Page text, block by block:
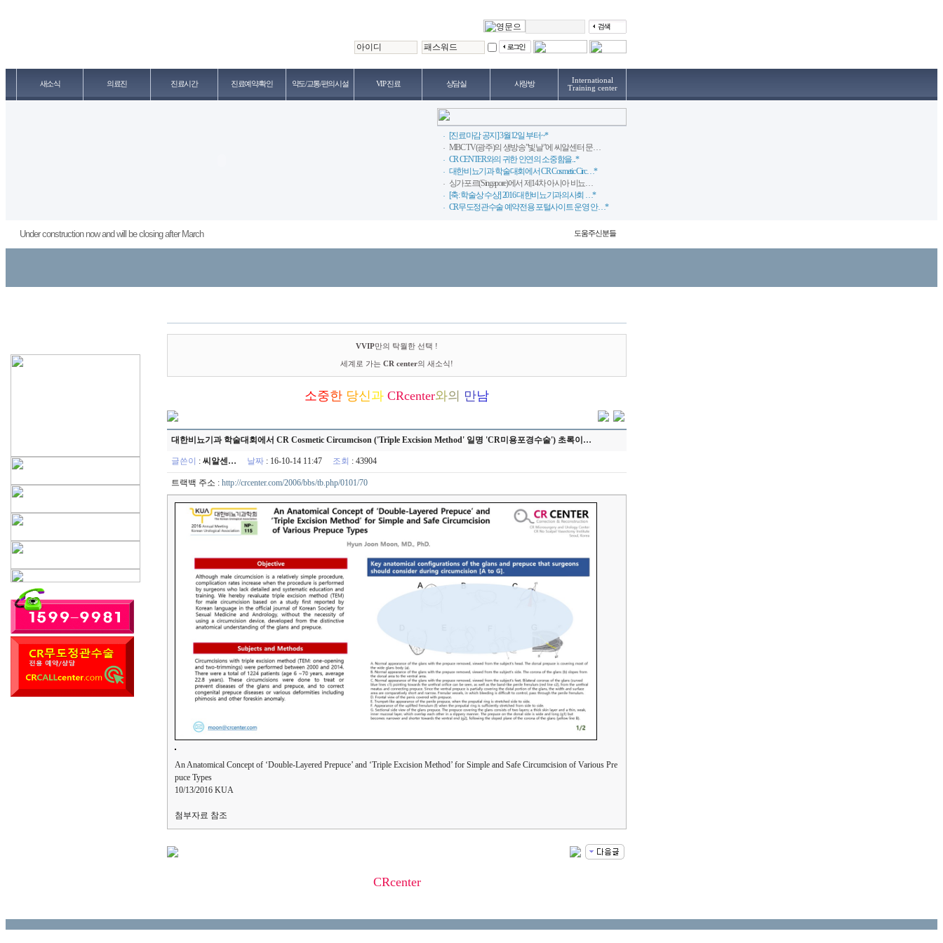
새소식 의료진 진료시간 진료예약/확인 약도/교통/편의시설 VIP 진료 상담실 사랑방
International
Training center
[진료마감 공지] 3월12일 부터~*
MBC TV(광주)의 생방송"빛날"에 씨알센터 문…
CR CENTER와의 귀한 인연의 소중함을...*
대한비뇨기과 학술대회에서 CR Cosmetic Circ…*
싱가포르(Singapore)에서 제14차 아시아 비뇨…
[축: 학술상 수상] 2016 대한비뇨기과의사회 …*
CR무도정관수술 예약전용 포털사이트 운영 안…*
Under construction now and will be closing after March 도움주신분들
VVIP만의 탁월한 선택 !
세계로 가는 CR center의 새소식!
소중한 당신과 CRcenter와의 만남
대한비뇨기과 학술대회에서 CR Cosmetic Circumcison ('Triple Excision Method' 일명 'CR미용포경수술') 초록이…
글쓴이 : 씨알센… 날짜 : 16-10-14 11:47 조회 : 43904
트랙백 주소 : http://crcenter.com/2006/bbs/tb.php/0101/70
An Anatomical Concept of ‘Double-Layered Prepuce’ and ‘Triple Excision Method’ for Simple and Safe Circumcision of Various Pre
puce Types
10/13/2016 KUA
첨부자료 참조
CRcenter